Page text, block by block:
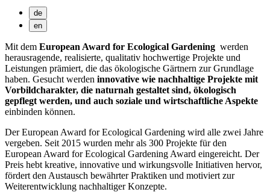
de
en
Mit dem European Award for Ecological Gardening werden
herausragende, realisierte, qualitativ hochwertige Projekte und
Leistungen prämiert, die das ökologische Gärtnern zur Grundlage
haben. Gesucht werden innovative wie nachhaltige Projekte mit
Vorbildcharakter, die naturnah gestaltet sind, ökologisch
gepflegt werden, und auch soziale und wirtschaftliche Aspekte
einbinden können.
Der European Award for Ecological Gardening wird alle zwei Jahre
vergeben. Seit 2015 wurden mehr als 300 Projekte für den
European Award for Ecological Gardening Award eingereicht. Der
Preis hebt kreative, innovative und wirkungsvolle Initiativen hervor,
fördert den Austausch bewährter Praktiken und motiviert zur
Weiterentwicklung nachhaltiger Konzepte.